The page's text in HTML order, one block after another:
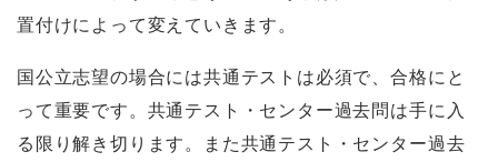
置付けによって変えていきます。
国公立志望の場合には共通テストは必須で、合格にと
って重要です。共通テスト・センター過去問は手に入
る限り解き切ります。また共通テスト・センター過去